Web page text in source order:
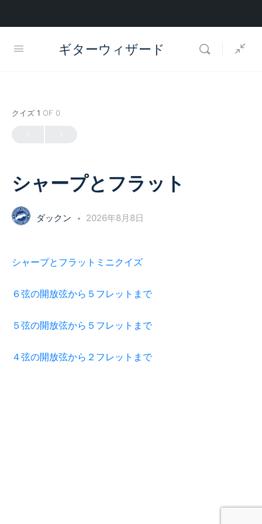
ギターウィザード
クイズ 1 OF 0
シャープとフラット
ダックン 2026年8月8日
シャープとフラットミニクイズ
６弦の開放弦から５フレットまで
５弦の開放弦から５フレットまで
４弦の開放弦から２フレットまで